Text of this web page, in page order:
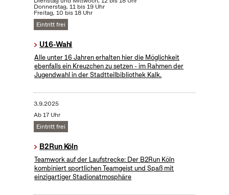
Donnerstag, 11 bis 19 Uhr
Freitag, 10 bis 18 Uhr
Eintritt frei
U16-Wahl
Alle unter 16 Jahren erhalten hier die Möglichkeit
ebenfalls ein Kreuzchen zu setzen - im Rahmen der
Jugendwahl in der Stadtteilbibliothek Kalk.
3.9.2025
Ab 17 Uhr
Eintritt frei
B2Run Köln
Teamwork auf der Laufstrecke: Der B2Run Köln
kombiniert sportlichen Teamgeist und Spaß mit
einzigartiger Stadionatmosphäre